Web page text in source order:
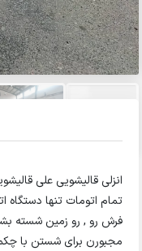
انزلی قالیشویی علی
تمام اتومات تنها
فرش رو , رو زمین شسته
مجبورن برای شستن با